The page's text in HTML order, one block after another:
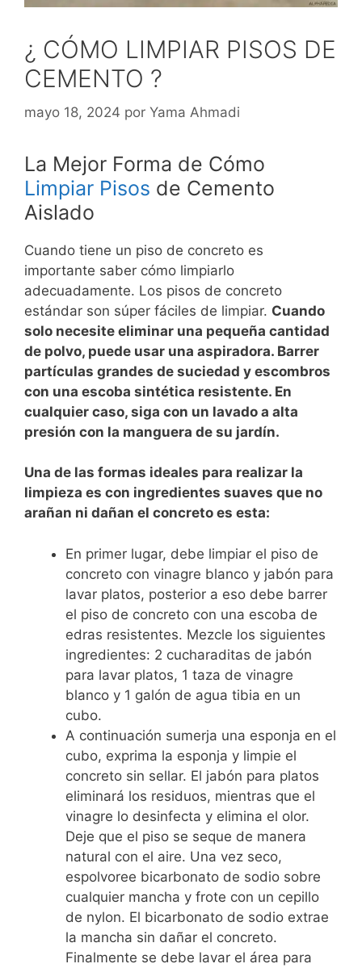
¿ CÓMO LIMPIAR PISOS DE
CEMENTO ?
mayo 18, 2024 por Yama Ahmadi
La Mejor Forma de Cómo
Limpiar Pisos de Cemento
Aislado
Cuando tiene un piso de concreto es
importante saber cómo limpiarlo
adecuadamente. Los pisos de concreto
estándar son súper fáciles de limpiar. Cuando
solo necesite eliminar una pequeña cantidad
de polvo, puede usar una aspiradora. Barrer
partículas grandes de suciedad y escombros
con una escoba sintética resistente. En
cualquier caso, siga con un lavado a alta
presión con la manguera de su jardín.
Una de las formas ideales para realizar la
limpieza es con ingredientes suaves que no
arañan ni dañan el concreto es esta:
En primer lugar, debe limpiar el piso de
concreto con vinagre blanco y jabón para
lavar platos, posterior a eso debe barrer
el piso de concreto con una escoba de
edras resistentes. Mezcle los siguientes
ingredientes: 2 cucharaditas de jabón
para lavar platos, 1 taza de vinagre
blanco y 1 galón de agua tibia en un
cubo.
A continuación sumerja una esponja en el
cubo, exprima la esponja y limpie el
concreto sin sellar. El jabón para platos
eliminará los residuos, mientras que el
vinagre lo desinfecta y elimina el olor.
Deje que el piso se seque de manera
natural con el aire. Una vez seco,
espolvoree bicarbonato de sodio sobre
cualquier mancha y frote con un cepillo
de nylon. El bicarbonato de sodio extrae
la mancha sin dañar el concreto.
Finalmente se debe lavar el área para